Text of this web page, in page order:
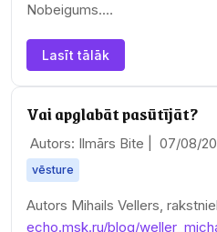
Nobeigums.…
Lasīt tālāk
Vai apglabāt pasūtījāt?
Autors: Ilmārs Bite | 07/08/
vēsture
Autors Mihails Vellers,
echo.msk.ru/blog/